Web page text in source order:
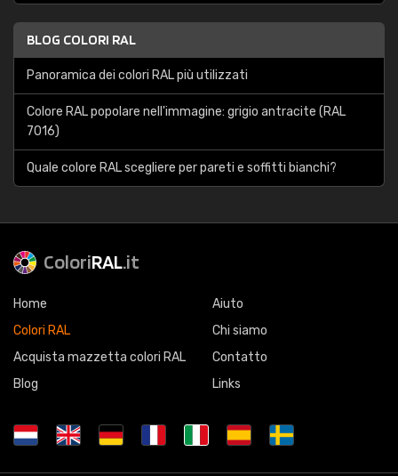
BLOG COLORI RAL
Panoramica dei colori RAL più utilizzati
Colore RAL popolare nell'immagine: grigio antracite (RAL
7016)
Quale colore RAL scegliere per pareti e soffitti bianchi?
ColoriRAL.it
Home
Colori RAL
Acquista mazzetta colori RAL
Blog
Aiuto
Chi siamo
Contatto
Links